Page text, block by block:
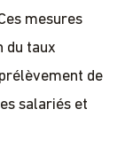
mesures
du taux
de
salariés et